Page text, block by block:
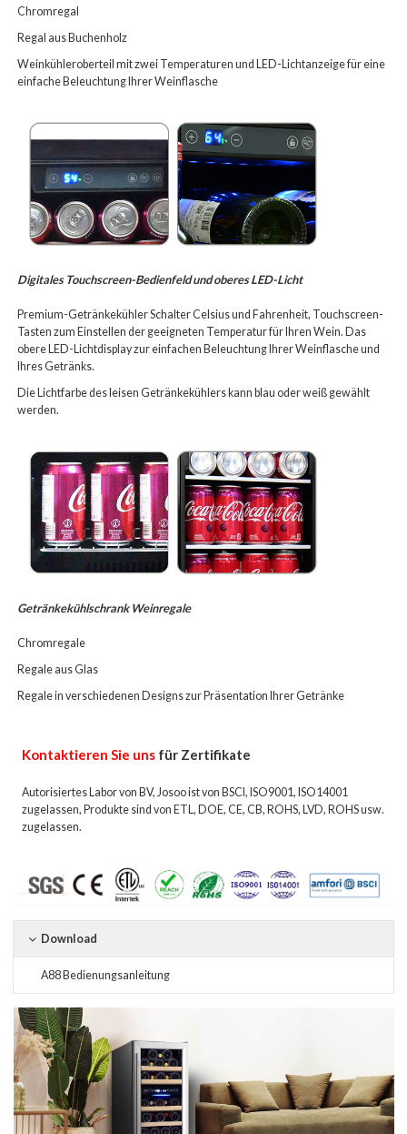
Chromregal
Regal aus Buchenholz
Weinkühleroberteil mit zwei Temperaturen und LED-Lichtanzeige für eine
einfache Beleuchtung Ihrer Weinflasche
Digitales Touchscreen-Bedienfeld und oberes LED-Licht
Premium-Getränkekühler Schalter Celsius und Fahrenheit, Touchscreen-
Tasten zum Einstellen der geeigneten Temperatur für Ihren Wein. Das
obere LED-Lichtdisplay zur einfachen Beleuchtung Ihrer Weinflasche und
Ihres Getränks.
Die Lichtfarbe des leisen Getränkekühlers kann blau oder weiß gewählt
werden.
Getränkekühlschrank Weinregale
Chromregale
Regale aus Glas
Regale in verschiedenen Designs zur Präsentation Ihrer Getränke
Kontaktieren Sie uns für Zertifikate
Autorisiertes Labor von BV, Josoo ist von BSCI, ISO9001, ISO14001
zugelassen, Produkte sind von ETL, DOE, CE, CB, ROHS, LVD, ROHS usw.
zugelassen.
Download
A88 Bedienungsanleitung